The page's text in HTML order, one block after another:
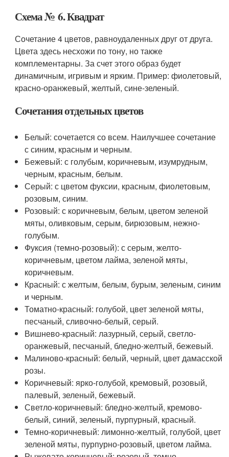
Схема № 6. Квадрат
Сочетание 4 цветов, равноудаленных друг от друга.
Цвета здесь несхожи по тону, но также
комплементарны. За счет этого образ будет
динамичным, игривым и ярким. Пример: фиолетовый,
красно-оранжевый, желтый, сине-зеленый.
Сочетания отдельных цветов
Белый: сочетается со всем. Наилучшее сочетание
с синим, красным и черным.
Бежевый: с голубым, коричневым, изумрудным,
черным, красным, белым.
Серый: с цветом фуксии, красным, фиолетовым,
розовым, синим.
Розовый: с коричневым, белым, цветом зеленой
мяты, оливковым, серым, бирюзовым, нежно-
голубым.
Фуксия (темно-розовый): с серым, желто-
коричневым, цветом лайма, зеленой мяты,
коричневым.
Красный: с желтым, белым, бурым, зеленым, синим
и черным.
Томатно-красный: голубой, цвет зеленой мяты,
песчаный, сливочно-белый, серый.
Вишнево-красный: лазурный, серый, светло-
оранжевый, песчаный, бледно-желтый, бежевый.
Малиново-красный: белый, черный, цвет дамасской
розы.
Коричневый: ярко-голубой, кремовый, розовый,
палевый, зеленый, бежевый.
Светло-коричневый: бледно-желтый, кремово-
белый, синий, зеленый, пурпурный, красный.
Темно-коричневый: лимонно-желтый, голубой, цвет
зеленой мяты, пурпурно-розовый, цветом лайма.